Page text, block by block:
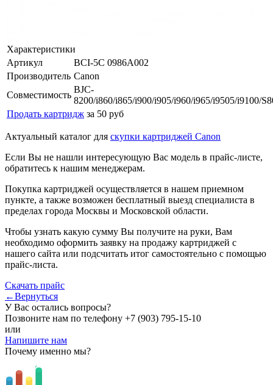
Характеристики
Артикул
BCI-5C 0986A002
Производитель Canon
Совместимость
BJC-
8200/i860/i865/i900/i905/i960/i965/i9505/i9100/
Продать картридж за 50 руб
Актуальный каталог для скупки картриджей Canon
Если Вы не нашли интересующую Вас модель в прайс-листе,
обратитесь к нашим менеджерам.
Покупка картриджей осуществляется в нашем приемном
пункте, а также возможен бесплатный выезд специалиста в
пределах города Москвы и Московской области.
Чтобы узнать какую сумму Вы получите на руки, Вам
необходимо оформить заявку на продажу картриджей с
нашего сайта или подсчитать итог самостоятельно с помощью
прайс-листа.
Скачать прайс
←Вернуться
У Вас остались вопросы?
Позвоните нам по телефону +7 (903) 795-15-10
или
Напишите нам
Почему именно мы?